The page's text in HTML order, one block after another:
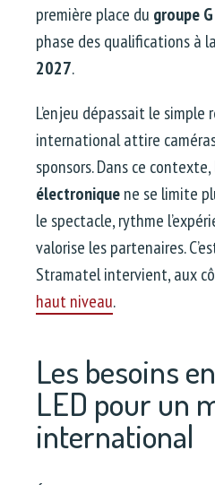
première place du groupe G
phase des qualifications à la
2027.
L’enjeu dépassait le
international attire
sponsors. Dans ce contexte,
électroniquene se limite
le spectacle, rythme
valorise les partenaires.
Stramatel intervient, aux
haut niveau.
Les besoins
LED pour un
international